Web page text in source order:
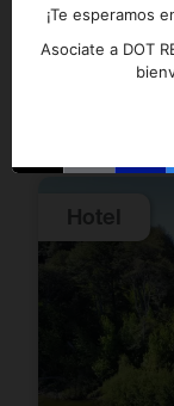
¡Te esperamos
Asociate a DOT
Lo que
Hotel